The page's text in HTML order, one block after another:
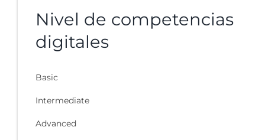
Nivel de competencias
digitales
Basic
Intermediate
Advanced